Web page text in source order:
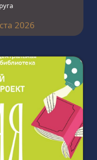
2026